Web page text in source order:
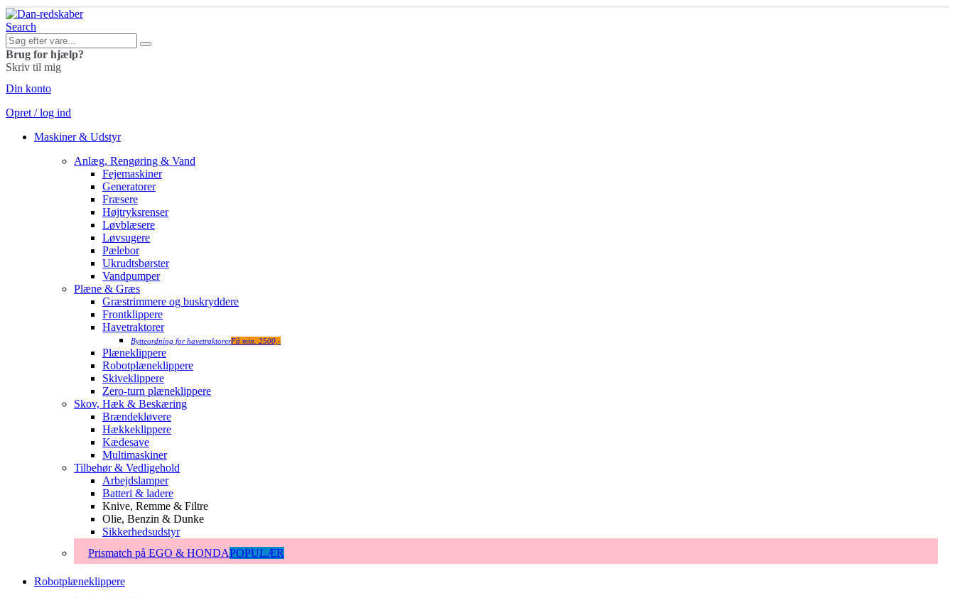
Search
Brug for hjælp?
Skriv til mig
Din konto
Opret / log ind
Maskiner & Udstyr
Anlæg, Rengøring & Vand
Fejemaskiner
Generatorer
Fræsere
Højtryksrenser
Løvblæsere
Løvsugere
Pælebor
Ukrudtsbørster
Vandpumper
Plæne & Græs
Græstrimmere og buskryddere
Frontklippere
Havetraktorer
Bytteordning for havetraktorerFå min. 2500,-
Plæneklippere
Robotplæneklippere
Skiveklippere
Zero-turn plæneklippere
Skov, Hæk & Beskæring
Brændekløvere
Hækkeklippere
Kædesave
Multimaskiner
Tilbehør & Vedligehold
Arbejdslamper
Batteri & ladere
Knive, Remme & Filtre
Olie, Benzin & Dunke
Sikkerhedsudstyr
Prismatch på EGO & HONDAPOPULÆR
Robotplæneklippere